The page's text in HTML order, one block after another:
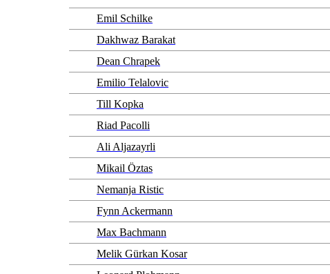
Emil Schilke
Dakhwaz Barakat
Dean Chrapek
Emilio Telalovic
Till Kopka
Riad Pacolli
Ali Aljazayrli
Mikail Öztas
Nemanja Ristic
Fynn Ackermann
Max Bachmann
Melik Gürkan Kosar